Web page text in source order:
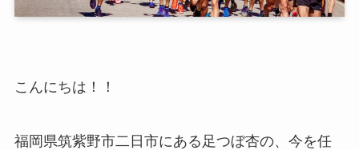
こんにちは！！
福岡県筑紫野市二日市にある足つぼ杏の、今を任